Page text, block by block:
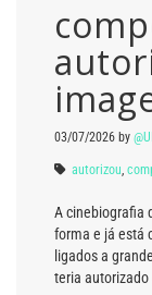
03/07/2026 by
autorizou,
A cinebiografia
forma e já está
ligados a
teria